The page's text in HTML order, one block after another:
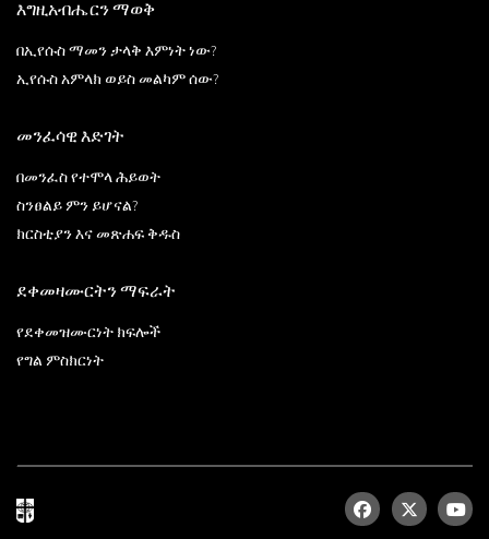
እግዚአብሔርን ማወቅ
በኢየሱስ ማመን ታላቅ እምነት ነው?
ኢየሱስ አምላክ ወይስ መልካም ሰው?
መንፈሳዊ እድገት
በመንፈስ የተሞላ ሕይወት
ስንፀልይ ምን ይሆናል?
ክርስቲያን እና መጽሐፍ ቅዱስ
ደቀመዛሙርትን ማፍራት
የደቀመዝሙርነት ክፍሎች
የግል ምስክርነት